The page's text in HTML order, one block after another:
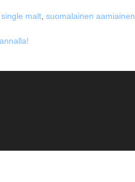
single malt,suomalainen aamiainen